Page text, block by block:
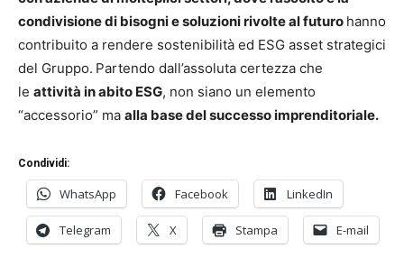
condivisione di bisogni e soluzioni rivolte al futuro hanno
contribuito a rendere sostenibilità ed ESG asset strategici
del Gruppo. Partendo dall’assoluta certezza che
le attività in abito ESG, non siano un elemento
“accessorio” ma alla base del successo imprenditoriale.
Condividi:
WhatsApp Facebook LinkedIn
Telegram X Stampa E-mail